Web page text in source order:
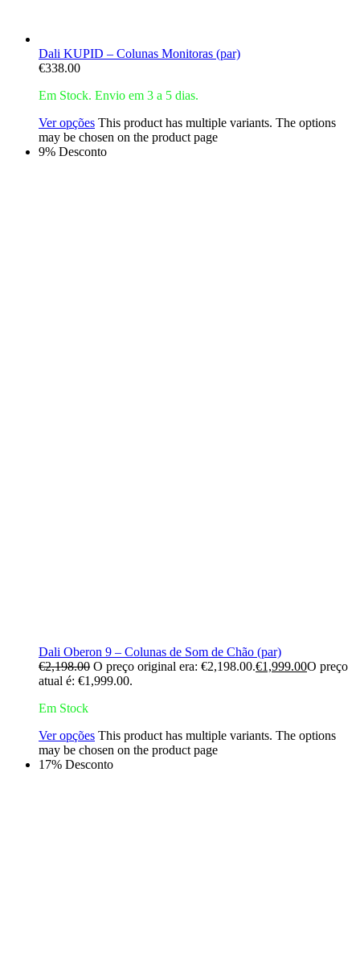
Dali KUPID – Colunas Monitoras (par)
€338.00
Em Stock. Envio em 3 a 5 dias.
Ver opções This product has multiple variants. The options
may be chosen on the product page
9% Desconto
Dali Oberon 9 – Colunas de Som de Chão (par)
€2,198.00 O preço original era: €2,198.00.€1,999.00O preço
atual é: €1,999.00.
Em Stock
Ver opções This product has multiple variants. The options
may be chosen on the product page
17% Desconto